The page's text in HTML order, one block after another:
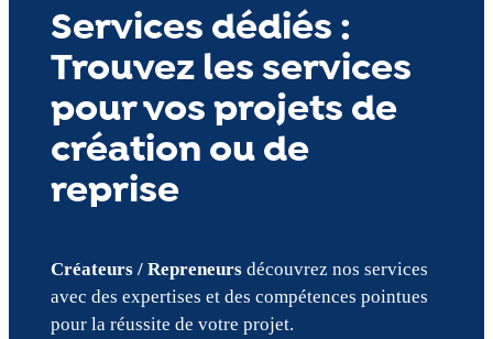
Services dédiés :
Trouvez les services
pour vos projets de
création ou de
reprise
Créateurs / Repreneursdécouvrez nos services
avec des expertises et des compétences pointues
pour la réussite de votre projet.